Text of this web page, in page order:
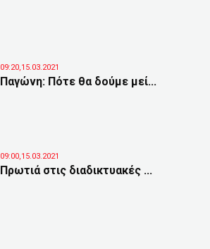
09:20,15.03.2021
Παγώνη: Πότε θα δούμε μεί...
09:00,15.03.2021
Πρωτιά στις διαδικτυακές ...